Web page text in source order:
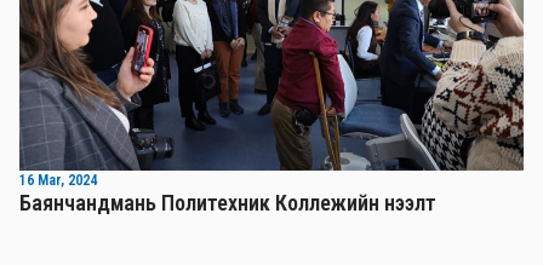
16 Mar, 2024
Баянчандмань Политехник Коллежийн нээлт